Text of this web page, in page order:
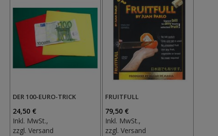
DER 100-EURO-TRICK
24,50 €
Inkl. MwSt.,
zzgl. Versand
FRUITFULL
79,50 €
Inkl. MwSt.,
zzgl.Versand